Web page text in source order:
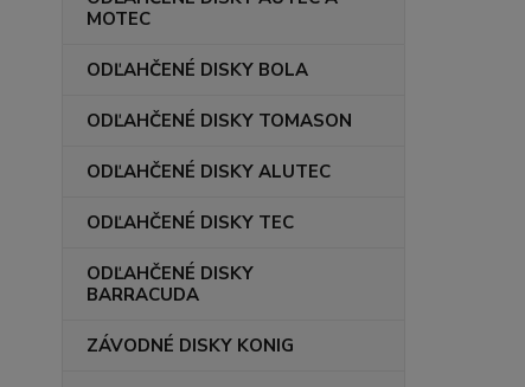
MOTEC
ODĽAHČENÉ DISKY BOLA
ODĽAHČENÉ DISKY TOMASON
ODĽAHČENÉ DISKY ALUTEC
ODĽAHČENÉ DISKY TEC
ODĽAHČENÉ DISKY
BARRACUDA
ZÁVODNÉ DISKY KONIG